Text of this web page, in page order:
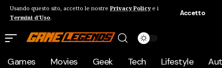
Usando questo sito, accetto le nostre Privacy Policye i
Termini d'Uso.
Accetto
Games Movies Geek Tech Lifestyle